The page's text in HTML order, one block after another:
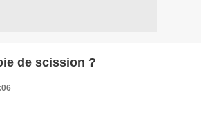
de scission ?